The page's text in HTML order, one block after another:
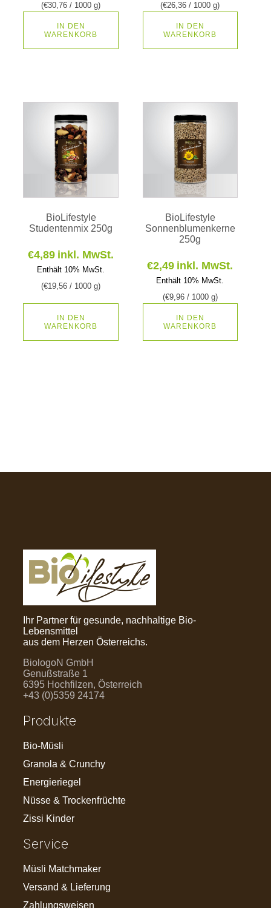
(€30,76 / 1000 g)
IN DEN
WARENKORB
(€26,36 / 1000 g)
IN DEN
WARENKORB
BioLifestyle
Studentenmix 250g
€4,89 inkl. MwSt.
Enthält 10% MwSt.
(€19,56 / 1000 g)
IN DEN
WARENKORB
BioLifestyle
Sonnenblumenkerne
250g
€2,49 inkl. MwSt.
Enthält 10% MwSt.
(€9,96/ 1000 g)
IN DEN
WARENKORB
Ihr Partner für gesunde, nachhaltige Bio-
Lebensmittel
aus dem Herzen Österreichs.
BiologoN GmbH
Genußstraße 1
6395 Hochfilzen, Österreich
+43 (0)5359 24174
Produkte
Bio-Müsli
Granola & Crunchy
Energieriegel
Nüsse & Trockenfrüchte
Zissi Kinder
Service
Müsli Matchmaker
Versand & Lieferung
Zahlungsweisen